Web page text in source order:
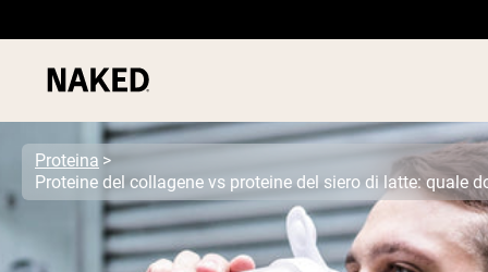
Proteina
Proteine del collagene vs proteine del siero di latte: quale